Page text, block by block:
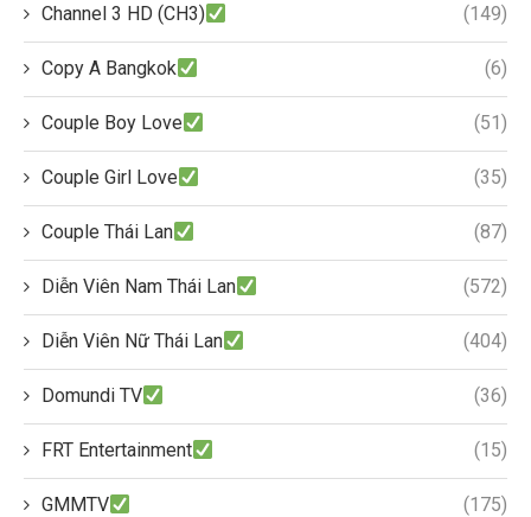
Channel 3 HD (CH3) (149)
Copy A Bangkok (6)
Couple Boy Love (51)
Couple Girl Love (35)
Couple Thái Lan (87)
Diễn Viên Nam Thái Lan (572)
Diễn Viên Nữ Thái Lan (404)
Domundi TV (36)
FRT Entertainment (15)
GMMTV (175)